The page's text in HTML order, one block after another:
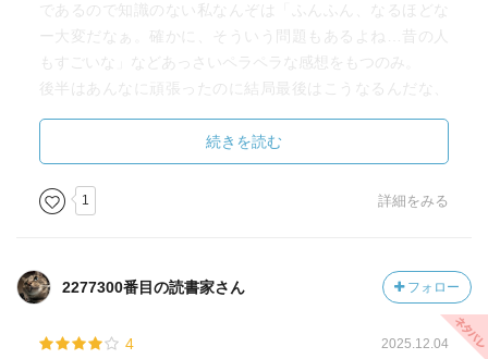
であるので知識のない私なんぞは「ふんふん、なるほどな
ー大変だなぁ。確かに、そういう問題もあるよね…昔の人
もすごいな」などあっさいペラペラな感想をもつのみ。
後半はあんなに頑張ったのに結局最後はこうなるんだな、
冒頭は何やら最近棕櫚が不足している。買い付けをしてい
るグループの目的も正体もわからない。一体何が起こって
戦艦武蔵を建造するにあたって尽力した人々と成す術なく
国家の威信をかけた大事業、大事業を成功させるためにど
続きを読む
1 詳細をみる
2277300番目の読書家さん フォロー
4 2025.12.04